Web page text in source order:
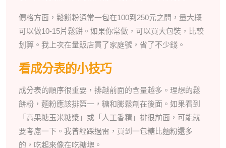
價格方面，鬆餅粉通常一包在100到250元之間，量大概
可以做10-15片鬆餅。如果你常做，可以買大包裝，比較
划算。我上次在量販店買了家庭號，省了不少錢。
看成分表的小技巧
成分表的順序很重要，排越前面的含量越多。理想的鬆
餅粉，麵粉應該排第一，糖和膨鬆劑在後面。如果看到
「高果糖玉米糖漿」或「人工香精」排很前面，可能就
要考慮一下。我曾經踩過雷，買到一包糖比麵粉還多
的，吃起來像在吃糖塊。